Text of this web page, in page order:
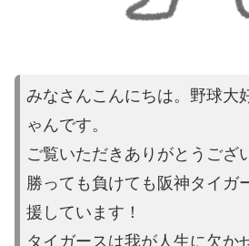
みなさんこんにちは。野球大
ゃんです。
ご覧いただきあり がとうござ
勝っても負けても阪神タイガ
援しています！
タイガースは我が人生に欠か